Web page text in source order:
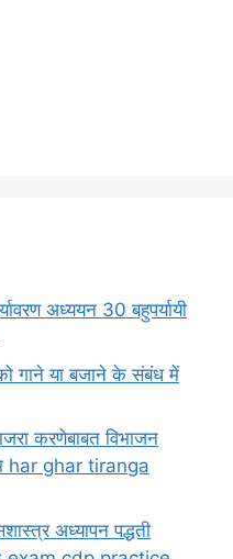
अध्ययन 30 बहुपर्यायी
गाने या बजाने के संबंध में
करणेबाबत विभाजन
har ghar tiranga
अध्यापन पद्धती